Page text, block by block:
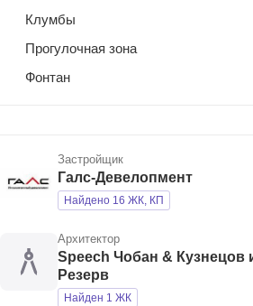
Клумбы
Прогулочная зона
Фонтан
Застройщик
Галс-Девелопмент
Найдено 16 ЖК, КП
Архитектор
Speech Чобан & Кузнецов
Резерв
Найден 1 ЖК